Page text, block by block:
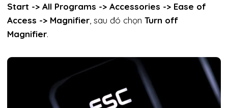
Start -> All Programs -> Accessories -> Ease of
Access -> Magnifier , sau đó chọn Turn off
Magnifier.